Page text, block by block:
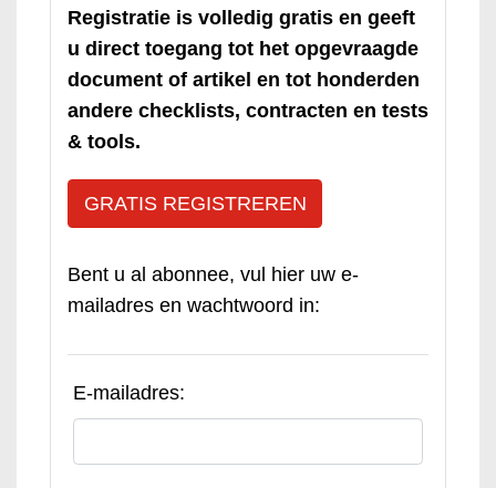
Registratie is volledig gratis en geeft
u direct toegang tot het opgevraagde
document of artikel en tot honderden
andere checklists, contracten en tests
& tools.
GRATIS REGISTREREN
Bent u al abonnee, vul hier uw e-
mailadres en wachtwoord in:
E-mailadres: